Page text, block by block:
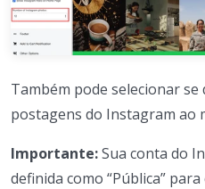
Também pode selecionar
postagens do Instagram ao
Importante:Sua conta do
definida como “Pública”